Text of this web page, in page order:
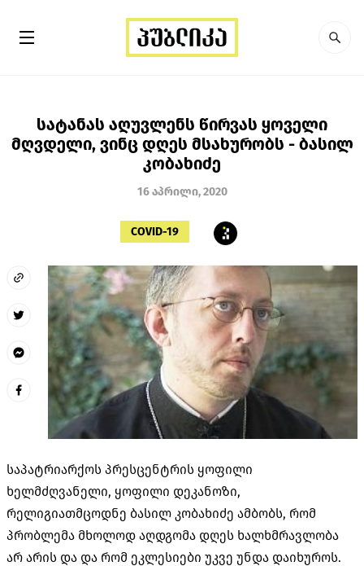
სატანას აღუვლენს წირვას ყოველი
მღვდელი, ვინც დღეს მსახურობს - ბასილ
კობახიძე
16 აპრილი, 2020
COVID-19
საპატრიარქოს პრესცენტრის ყოფილი
ხელმძღვანელი, ყოფილი დეკანოზი,
რელიგიათმცოდნე ბასილ კობახიძე ამბობს, რომ
პრობლემა მხოლოდ აღდგომა დღეს ხალხმრავლობა
არ არის და და რომ ეკლესიები უკვე უნდა დაიხუროს.